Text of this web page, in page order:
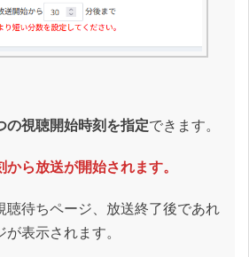
の視聴開始時刻を指定できます。
ら放送が開始されます。
聴待ちページ、放送終了後であれ
表示されます。